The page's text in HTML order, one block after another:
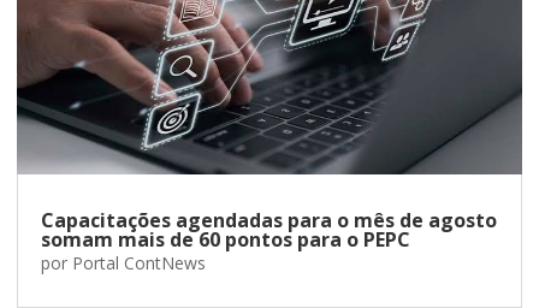
Capacitações agendadas para o mês de agosto
somam mais de 60 pontos para o PEPC
por Portal ContNews